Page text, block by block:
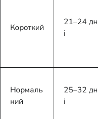
Короткий
21–24 дн
і
Нормаль
ний
25–32 дн
і